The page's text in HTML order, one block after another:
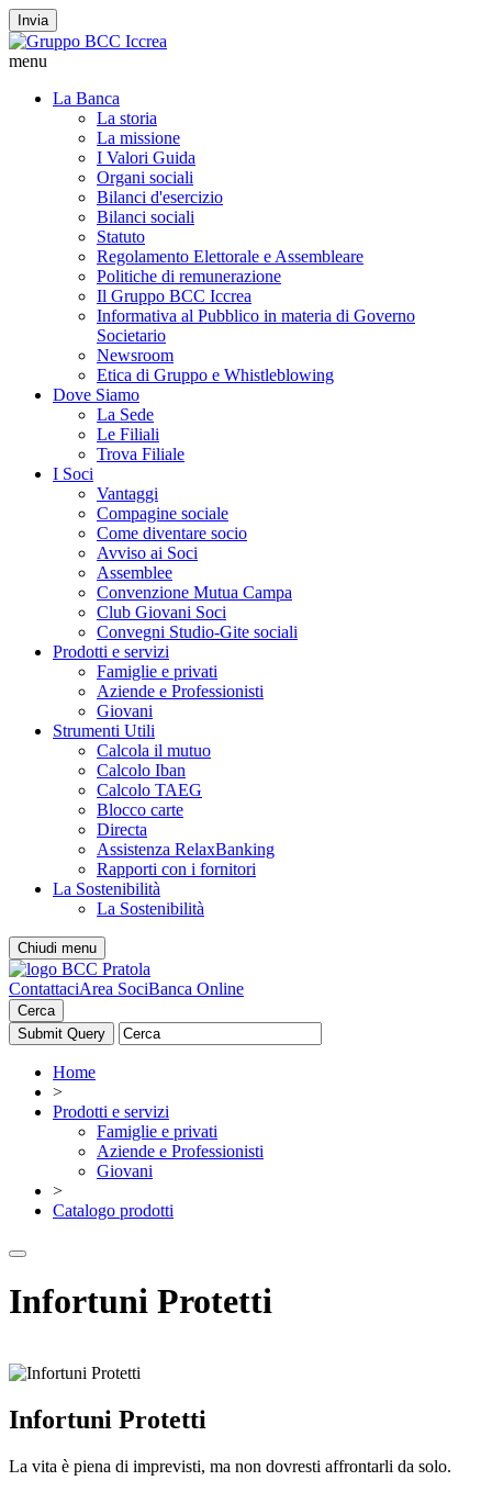
Invia
menu
La Banca
La storia
La missione
I Valori Guida
Organi sociali
Bilanci d'esercizio
Bilanci sociali
Statuto
Regolamento Elettorale e Assembleare
Politiche di remunerazione
Il Gruppo BCC Iccrea
Informativa al Pubblico in materia di Governo
Societario
Newsroom
Etica di Gruppo e Whistleblowing
Dove Siamo
La Sede
Le Filiali
Trova Filiale
I Soci
Vantaggi
Compagine sociale
Come diventare socio
Avviso ai Soci
Assemblee
Convenzione Mutua Campa
Club Giovani Soci
Convegni Studio-Gite sociali
Prodotti e servizi
Famiglie e privati
Aziende e Professionisti
Giovani
Strumenti Utili
Calcola il mutuo
Calcolo Iban
Calcolo TAEG
Blocco carte
Directa
Assistenza RelaxBanking
Rapporti con i fornitori
La Sostenibilità
La Sostenibilità
Chiudi menu
ContattaciArea SociBanca Online
Cerca
Home
>
Prodotti e servizi
Famiglie e privati
Aziende e Professionisti
Giovani
>
Catalogo prodotti
Infortuni Protetti
Infortuni Protetti
La vita è piena di imprevisti, ma non dovresti affrontarli da solo.